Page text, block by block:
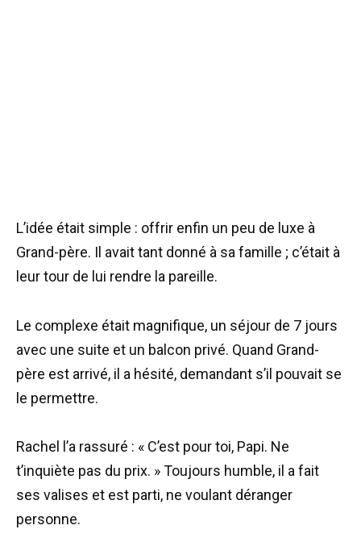
L’idée était simple : offrir enfin un peu de luxe à
Grand-père. Il avait tant donné à sa famille ; c’était à
leur tour de lui rendre la pareille.
Le complexe était magnifique, un séjour de 7 jours
avec une suite et un balcon privé. Quand Grand-
père est arrivé, il a hésité, demandant s’il pouvait se
le permettre.
Rachel l’a rassuré : « C’est pour toi, Papi. Ne
t’inquiète pas du prix. » Toujours humble, il a fait
ses valises et est parti, ne voulant déranger
personne.